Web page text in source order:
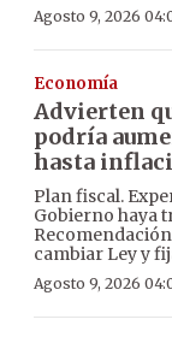
Agosto 9, 2026
Economía
Advierten
podría
hasta
Plan fiscal.
Gobierno haya
cambiar Ley y
Agosto 9, 2026